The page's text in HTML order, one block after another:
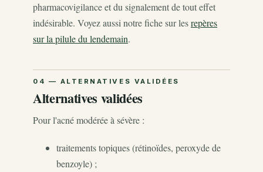
pharmacovigilance et du signalement de tout effet
indésirable. Voyez aussi notre fiche sur lesrepères
sur la pilule du lendemain.
Alternatives validées
Pour l'acné modérée à sévère :
traitements topiques (rétinoïdes, peroxyde de
benzoyle) ;